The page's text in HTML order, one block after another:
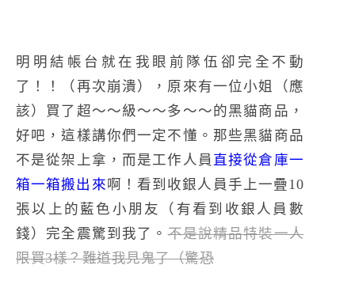
明明結帳台就在我眼前隊伍卻完全不動
了！！（再次崩潰），原來有一位小姐（應
該）買了超～～級～～多～～的黑貓商品，
好吧，這樣講你們一定不懂。那些黑貓商品
不是從架上拿，而是工作人員 直接從倉庫一
箱一箱搬出來啊！看到收銀人員手上一疊10
張以上的藍色小朋友（有看到收銀人員數
錢）完全震驚到我了。不是說精品特裝一人
限買3樣？難道我見鬼了（驚恐